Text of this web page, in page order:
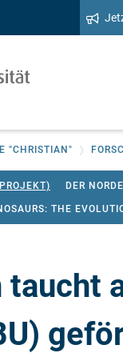
"CHRISTIAN"
DER
THE
taucht